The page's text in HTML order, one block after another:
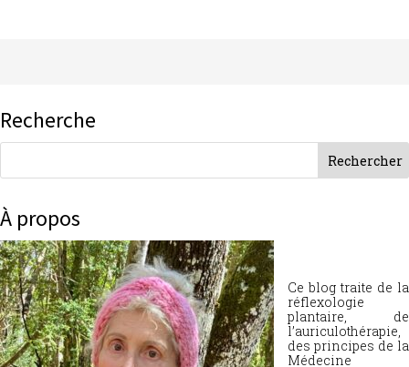
Recherche
À propos
Ce blog traite de la
réflexologie
plantaire, de
l’auriculothérapie,
des principes de la
Médecine